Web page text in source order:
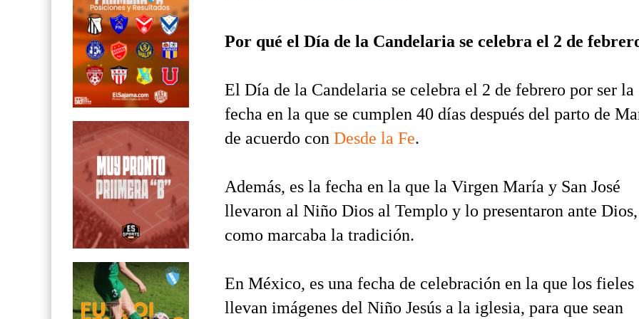
Por qué el Día de la Candelaria se celebra el 2 de
El Día de la Candelaria se celebra el 2 de febrero por ser la
fecha en la que se cumplen 40 días después del parto de
de acuerdo conDesde la Fe.
Además, es la fecha en la que la Virgen María y San José
llevaron al Niño Dios al Templo y lo presentaron ante Dios,
como marcaba la tradición.
En México, es una fecha de celebración en la que los fieles
llevan imágenes del Niño Jesús a la iglesia, para que sean